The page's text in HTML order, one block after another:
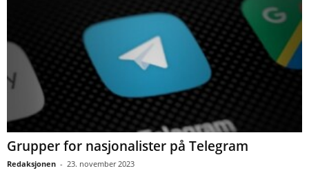
Grupper for nasjonalister på Telegram
Redaksjonen - 23. november 2023